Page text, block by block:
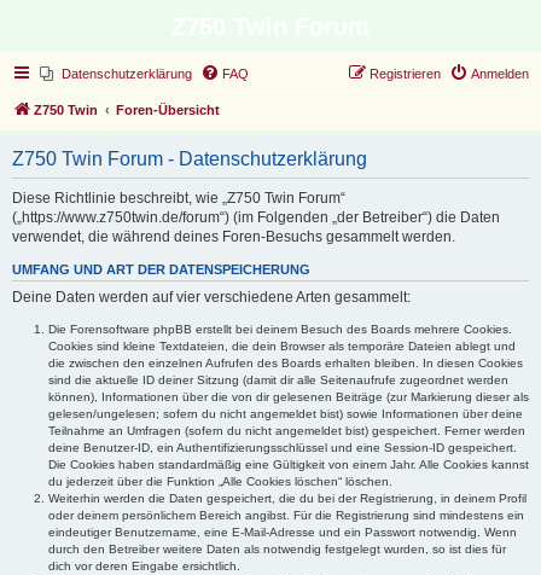
Datenschutzerklärung FAQ Anmelden
Registrieren
Z750 Twin Foren-Übersicht
Z750 Twin Forum - Datenschutzerklärung
Diese Richtlinie beschreibt, wie „Z750 Twin Forum“
(„https://www.z750twin.de/forum“) (im Folgenden „der Betreiber“) die Daten
verwendet, die während deines Foren-Besuchs gesammelt werden.
UMFANG UND ART DER DATENSPEICHERUNG
Deine Daten werden auf vier verschiedene Arten gesammelt:
Die Forensoftware phpBB erstellt bei deinem Besuch des Boards mehrere Cookies.
Cookies sind kleine Textdateien, die dein Browser als temporäre Dateien ablegt und
die zwischen den einzelnen Aufrufen des Boards erhalten bleiben. In diesen Cookies
sind die aktuelle ID deiner Sitzung (damit dir alle Seitenaufrufe zugeordnet werden
können), Informationen über die von dir gelesenen Beiträge (zur Markierung dieser als
gelesen/ungelesen; sofern du nicht angemeldet bist) sowie Informationen über deine
Teilnahme an Umfragen (sofern du nicht angemeldet bist) gespeichert. Ferner werden
deine Benutzer-ID, ein Authentifizierungsschlüssel und eine Session-ID gespeichert.
Die Cookies haben standardmäßig eine Gültigkeit von einem Jahr. Alle Cookies kannst
du jederzeit über die Funktion „Alle Cookies löschen“ löschen.
Weiterhin werden die Daten gespeichert, die du bei der Registrierung, in deinem Profil
oder deinem persönlichem Bereich angibst. Für die Registrierung sind mindestens ein
eindeutiger Benutzername, eine E-Mail-Adresse und ein Passwort notwendig. Wenn
durch den Betreiber weitere Daten als notwendig festgelegt wurden, so ist dies für
dich vor deren Eingabe ersichtlich.